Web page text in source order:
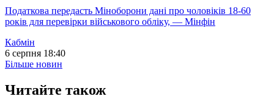
Податкова передасть Міноборони дані про чоловіків 18-60
років для перевірки військового обліку, — Мінфін
Кабмін
6 серпня 18:40
Більше новин
Читайте також